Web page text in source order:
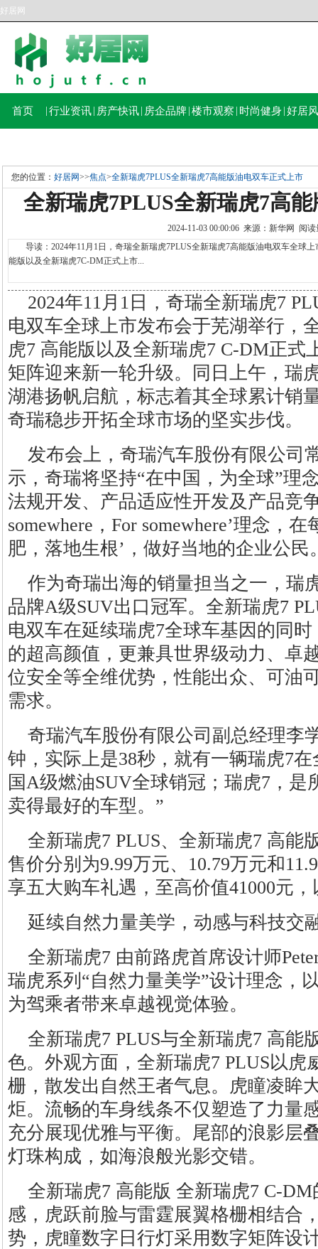
好居网
首页 行业资讯 房产快讯 房企品牌 楼市观察 时尚健身 好居
您的位置： 好居网>>焦点>全新瑞虎7PLUS全新瑞虎7高能版油电双车正式上市
全新瑞虎7PLUS全新瑞虎7高
2024-11-03 00:00:06 来源：新华网 阅
导读：2024年11月1日，奇瑞全新瑞虎7PLUS全新瑞虎7高能版油电双车全球上
能版以及全新瑞虎7C-DM正式上市...
2024年11月1日，奇瑞全新瑞虎7
电双车全球上市发布会于芜湖举行，
虎7 高能版以及全新瑞虎7 C-DM正式
矩阵迎来新一轮升级。同日上午，瑞
湖港扬帆启航，标志着其全球累计销
奇瑞稳步开拓全球市场的坚实步伐。
发布会上，奇瑞汽车股份有限公司
示，奇瑞将坚持“在中国，为全球”理
法规开发、产品适应性开发及产品竞
somewhere，For somewhere’理念，
肥，落地生根’，做好当地的企业公民
作为奇瑞出海的销量担当之一，瑞
品牌A级SUV出口冠军。全新瑞虎7
电双车在延续瑞虎7全球车基因的同
的超高颜值，更兼具世界级动力、卓
位安全等全维优势，性能出众、可油
需求。
奇瑞汽车股份有限公司副总经理李
钟，实际上是38秒，就有一辆瑞虎7
国A级燃油SUV全球销冠；瑞虎7，是
卖得最好的车型。”
全新瑞虎7 PLUS、全新瑞虎7 高能
售价分别为9.99万元、10.79万元和
享五大购车礼遇，至高价值41000元
延续自然力量美学，动感与科技交
全新瑞虎7 由前路虎首席设计师
瑞虎系列“自然力量美学”设计理念，
为驾乘者带来卓越视觉体验。
全新瑞虎7 PLUS与全新瑞虎7 高能
色。外观方面，全新瑞虎7 PLUS以虎
栅，散发出自然王者气息。虎瞳凌眸
炬。流畅的车身线条不仅塑造了力量
充分展现优雅与平衡。尾部的浪影层
灯珠构成，如海浪般光影交错。
全新瑞虎7 高能版 全新瑞虎7 C-
感，虎跃前脸与雷霆展翼格栅相结合
势，虎瞳数字日行灯采用数字矩阵设